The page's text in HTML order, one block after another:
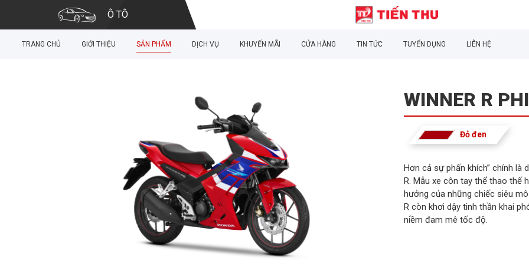
Ô TÔ
TRANG CHỦ GIỚI THIỆU SẢN PHẨM DỊCH VỤ KHUYẾN MÃI CỬA HÀNG TIN TỨC TUYỂN DỤNG LIÊN HỆ
WINNER R
Đỏ đen
Hơn cả sự phấn khích” chính là
R. Mẫu xe côn tay thể thao thế
hưởng của những chiếc siêu
R còn khơi dậy tinh thần khai
niềm đam mê tốc độ.